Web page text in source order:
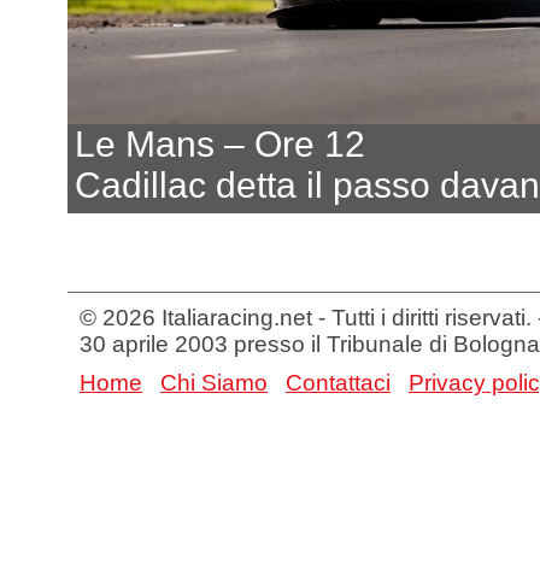
Le Mans – Ore 12
Cadillac detta il passo
© 2026 Italiaracing.net - Tutti i diritti
30 aprile 2003 presso il Tribunale di Bologna
Home
Chi Siamo Contattaci Privacy